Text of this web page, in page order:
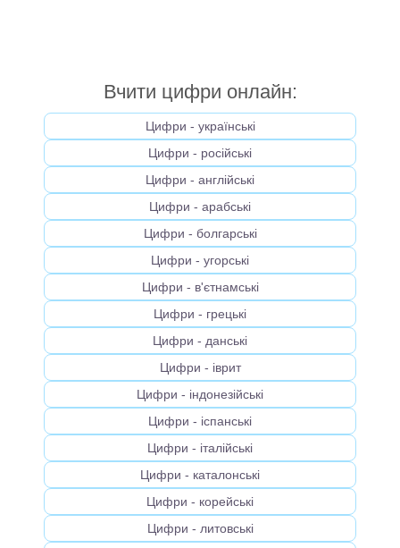
Вчити цифри онлайн:
Цифри - українськi
Цифри - російськi
Цифри - англійськi
Цифри - арабськi
Цифри - болгарськi
Цифри - угорськi
Цифри - в'єтнамськi
Цифри - грецькi
Цифри - данськi
Цифри - іврит
Цифри - індонезійськi
Цифри - іспанськi
Цифри - італійськi
Цифри - каталонськi
Цифри - корейськi
Цифри - литовськi